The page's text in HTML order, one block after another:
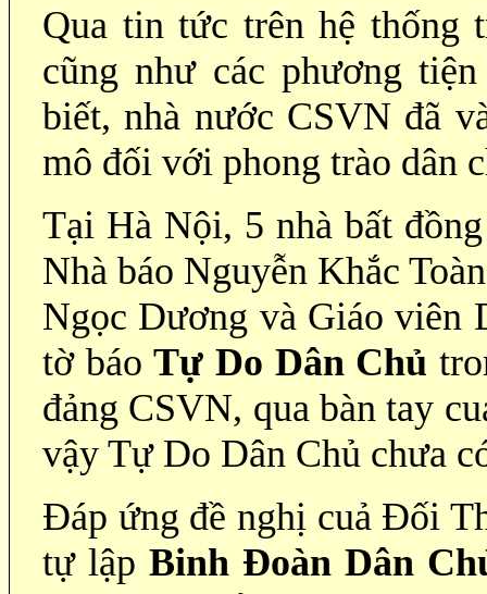
Qua tin tức trên hệ thống
cũng như các phương
biết, nhà nước CSVN đã
mô đối với phong trào dân
Tại Hà Nội, 5 nhà bất
Nhà báo Nguyễn Khắc
Ngọc Dương và Giáo viên
tờ báoTự Do Dân Chủ
đảng CSVN, qua bàn tay
vậy Tự Do Dân Chủ chưa
Đáp ứng đề nghị cuả Đối
tự lập Binh Đoàn Dân